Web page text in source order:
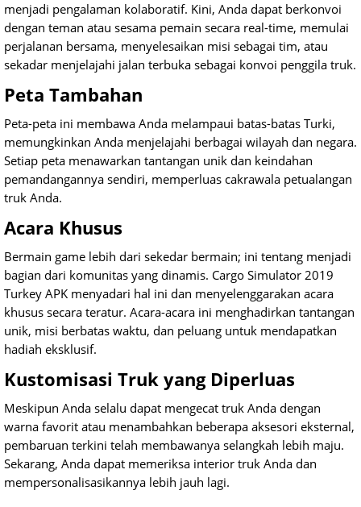
menjadi pengalaman kolaboratif. Kini, Anda dapat berkonvoi
dengan teman atau sesama pemain secara real-time, memulai
perjalanan bersama, menyelesaikan misi sebagai tim, atau
sekadar menjelajahi jalan terbuka sebagai konvoi penggila truk.
Peta Tambahan
Peta-peta ini membawa Anda melampaui batas-batas Turki,
memungkinkan Anda menjelajahi berbagai wilayah dan negara.
Setiap peta menawarkan tantangan unik dan keindahan
pemandangannya sendiri, memperluas cakrawala petualangan
truk Anda.
Acara Khusus
Bermain game lebih dari sekedar bermain; ini tentang menjadi
bagian dari komunitas yang dinamis. Cargo Simulator 2019
Turkey APK menyadari hal ini dan menyelenggarakan acara
khusus secara teratur. Acara-acara ini menghadirkan tantangan
unik, misi berbatas waktu, dan peluang untuk mendapatkan
hadiah eksklusif.
Kustomisasi Truk yang Diperluas
Meskipun Anda selalu dapat mengecat truk Anda dengan
warna favorit atau menambahkan beberapa aksesori eksternal,
pembaruan terkini telah membawanya selangkah lebih maju.
Sekarang, Anda dapat memeriksa interior truk Anda dan
mempersonalisasikannya lebih jauh lagi.